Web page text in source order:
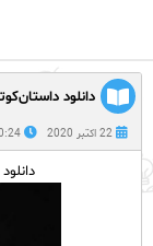
دانلود
22 اکتبر 2020